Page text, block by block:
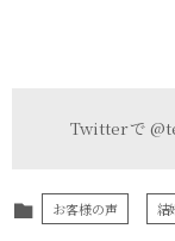
Twitter で
お客様の声 結